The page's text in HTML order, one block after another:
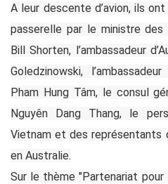
A leur descente d’avion, ils
passerelle par le ministre des
Bill Shorten, l’ambassadeur
Goledzinowski,
Pham Hung Tâm, le consul
Nguyên Dang Thang, le
Vietnam et des représentants
en Australie.
Sur le thème "Partenariat pour